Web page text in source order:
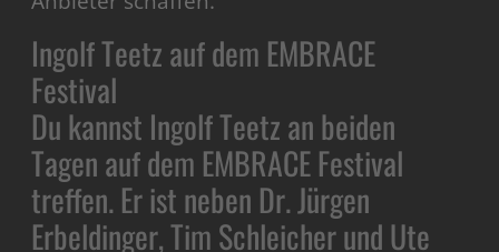
Ingolf Teetz auf dem EMBRACE
Festival
Du kannst Ingolf Teetz an beiden
Tagen auf dem EMBRACE Festival
treffen. Er ist neben Dr. Jürgen
Erbeldinger, Tim Schleicher und Ute